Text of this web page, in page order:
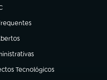
em nova aba)
aba)
nova aba)
aba)
Tecnológicos